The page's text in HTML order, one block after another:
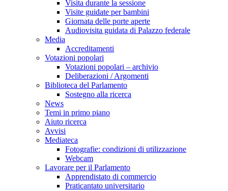
Visita durante la sessione
Visite guidate per bambini
Giornata delle porte aperte
Audiovisita guidata di Palazzo federale
Media
Accreditamenti
Votazioni popolari
Votazioni popolari – archivio
Deliberazioni / Argomenti
Biblioteca del Parlamento
Sostegno alla ricerca
News
Temi in primo piano
Aiuto ricerca
Avvisi
Mediateca
Fotografie: condizioni di utilizzazione
Webcam
Lavorare per il Parlamento
Apprendistato di commercio
Praticantato universitario